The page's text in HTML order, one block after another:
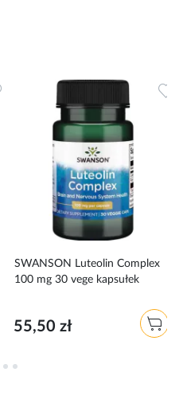
Dodaj do ulubionych
SWANSON Luteolin Complex
100 mg 30 vege kapsułek
55,50 zł